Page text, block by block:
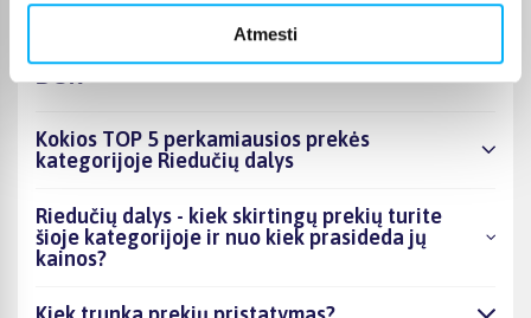
Atmesti
DUK
Kokios TOP 5 perkamiausios prekės
kategorijoje Riedučių dalys
Riedučių dalys - kiek skirtingų prekių turite
šioje kategorijoje ir nuo kiek prasideda jų
kainos?